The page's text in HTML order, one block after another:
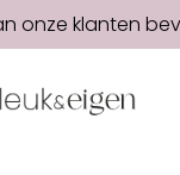
onze klanten
Eerste proefdruk